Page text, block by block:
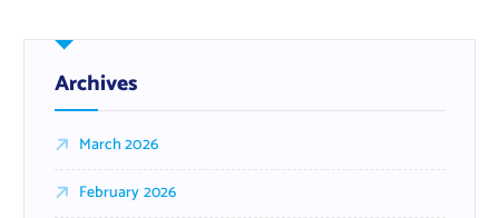
Archives
March 2026
February 2026